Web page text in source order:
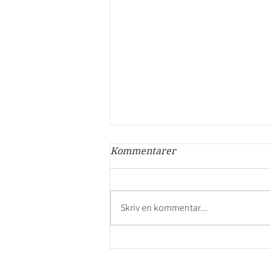
GenNøgle Startguide
Kommentarer
Skriv en kommentar...